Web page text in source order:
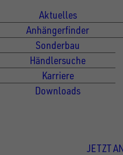
Aktuelles
Anhängerfinder
Sonderbau
Händlersuche
Karriere
Downloads
JETZT